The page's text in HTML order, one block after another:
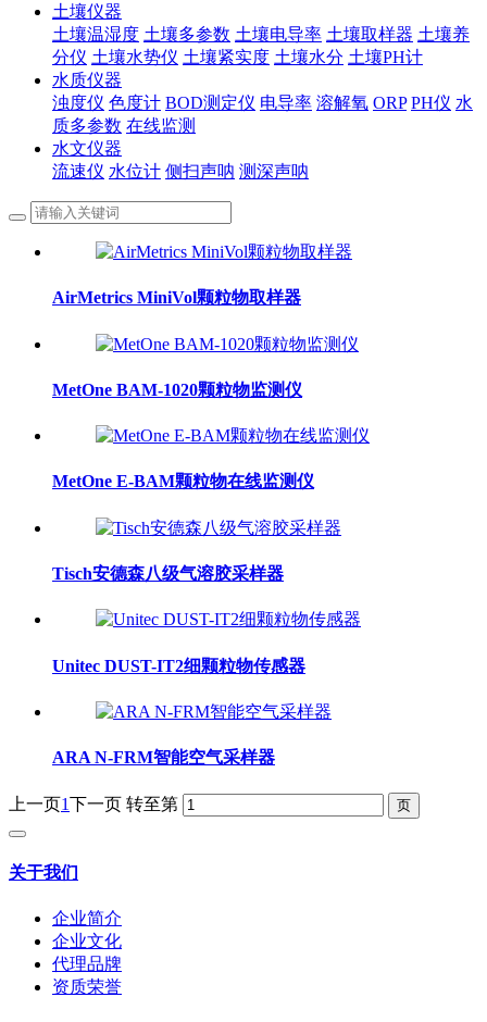
土壤仪器
土壤温湿度 土壤多参数 土壤电导率 土壤取样器 土壤养
分仪 土壤水势仪 土壤紧实度 土壤水分 土壤PH计
水质仪器
浊度仪 色度计 BOD测定仪 电导率 溶解氧 ORP PH仪 水
质多参数 在线监测
水文仪器
流速仪 水位计 侧扫声呐 测深声呐
AirMetrics MiniVol颗粒物取样器
MetOne BAM-1020颗粒物监测仪
MetOne E-­BAM颗粒物在线监测仪
Tisch安德森八级气溶胶采样器
Unitec DUST-IT2细颗粒物传感器
ARA N-FRM智能空气采样器
上一页1下一页 转至第
关于我们
企业简介
企业文化
代理品牌
资质荣誉